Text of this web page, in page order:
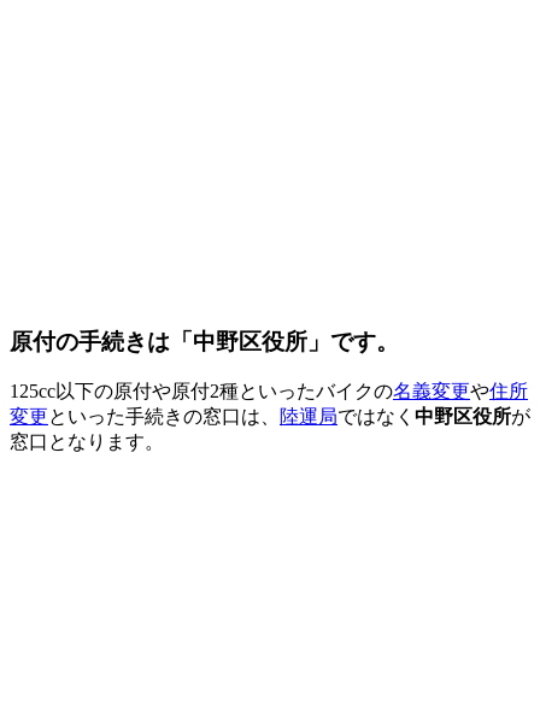
原付の手続きは「中野区役所」です。
125cc以下の原付や原付2種といったバイクの名義変更や住所
変更といった手続きの窓口は、 陸運局ではなく 中野区役所が
窓口となります。